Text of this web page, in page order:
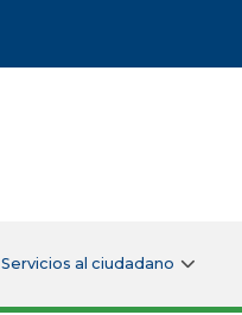
Servicios al ciudadano